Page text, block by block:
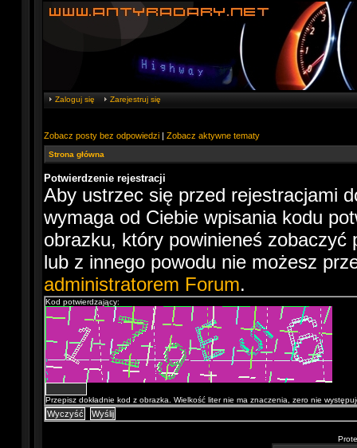
Zaloguj się Zarejestruj się
Zobacz posty bez odpowiedzi | Zobacz aktywne tematy
Strona główna
Potwierdzenie rejestracji
Aby ustrzec się przed rejestracjami
wymaga od Ciebie wpisania kodu
obrazku, który powinieneś
lub z innego powodu nie możesz
administratorem Forum.
Kod potwierdzający:
Przepisz dokładnie kod z obrazka. Wielkość liter nie ma znaczenia, zero nie